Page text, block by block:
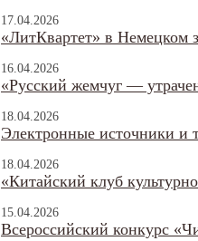
17.04.2026
«ЛитКвартет» в Немецком
16.04.2026
«Русский жемчуг —
18.04.2026
Электронные источники и
18.04.2026
«Китайский клуб
15.04.2026
Всероссийский конкурс